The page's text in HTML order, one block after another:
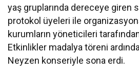
yaş gruplarında dereceye giren
protokol üyeleri ile
kurumların yöneticileri
Etkinlikler madalya töreni
Neyzen konseriyle sona erdi.